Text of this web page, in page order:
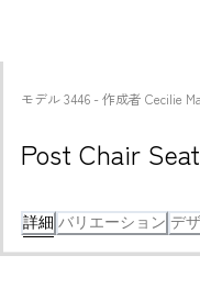
モデル3446 - 作成者 Cecilie
Post Chair
詳細 バリエーション デ